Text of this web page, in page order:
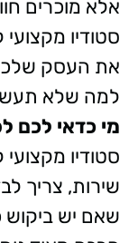
אלא מוכרים
סטודיו
את העסק שלכם
למה שלא
מי כדאי לכם
סטודיו
שירות, צריך
שאם יש ביקוש